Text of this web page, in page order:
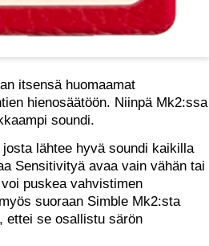
itsensä huomaamat
hienosäätöön. Niinpä Mk2:ssa
soundi.
lähtee hyvä soundi kaikilla
Sensitivityä avaa vain vähän tai
puskea vahvistimen
suoraan Simble Mk2:sta
ettei se osallistu särön